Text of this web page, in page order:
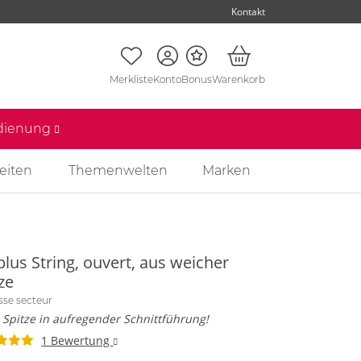
Kontakt
MerklisteKontoBonusWarenkorb
Themenwelten Marken
String, ouvert, aus weicher
secteur
Spitze in aufregender Schnittführung!
1 Bewertung